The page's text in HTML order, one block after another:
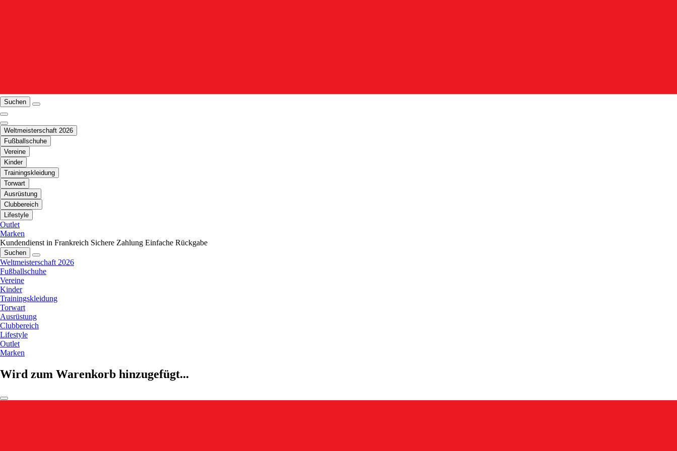
Suchen
Weltmeisterschaft 2026
Fußballschuhe
Vereine
Kinder
Trainingskleidung
Torwart
Ausrüstung
Clubbereich
Lifestyle
Outlet
Marken
Kundendienst in Frankreich Sichere Zahlung Einfache Rückgabe
Suchen
Weltmeisterschaft 2026
Fußballschuhe
Vereine
Kinder
Trainingskleidung
Torwart
Ausrüstung
Clubbereich
Lifestyle
Outlet
Marken
Wird zum Warenkorb hinzugefügt...